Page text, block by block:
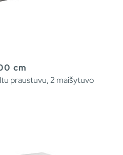
cm
praustuvu, 2 maišytuvo